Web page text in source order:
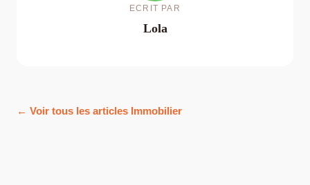
ECRIT PAR
Lola
← Voir tous les articles Immobilier